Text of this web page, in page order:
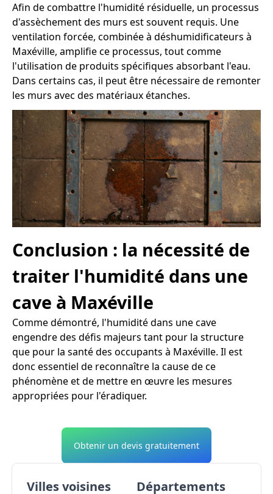
Afin de combattre l'humidité résiduelle, un processus
d'assèchement des murs est souvent requis. Une
ventilation forcée, combinée à déshumidificateurs à
Maxéville, amplifie ce processus, tout comme
l'utilisation de produits spécifiques absorbant l'eau.
Dans certains cas, il peut être nécessaire de remonter
les murs avec des matériaux étanches.
Conclusion : la nécessité de
traiter l'humidité dans une
cave à Maxéville
Comme démontré, l'humidité dans une cave
engendre des défis majeurs tant pour la structure
que pour la santé des occupants à Maxéville. Il est
donc essentiel de reconnaître la cause de ce
phénomène et de mettre en œuvre les mesures
appropriées pour l'éradiquer.
Obtenir un devis gratuitement
Villes voisines Départements